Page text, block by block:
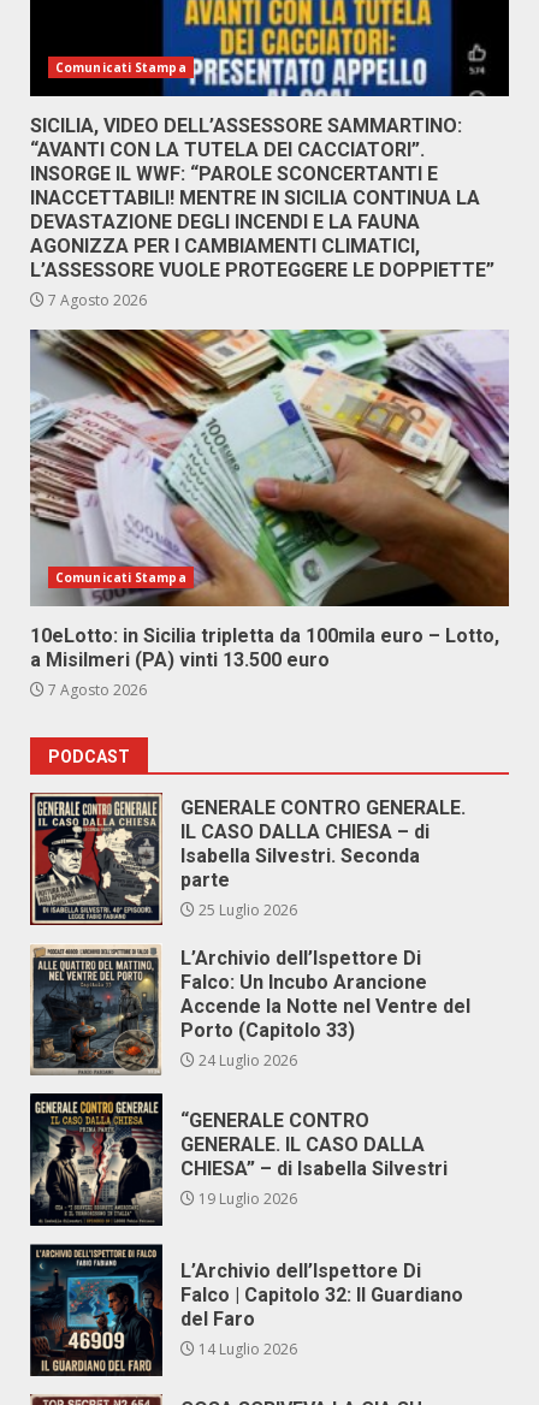
Comunicati Stampa
SICILIA, VIDEO DELL’ASSESSORE SAMMARTINO:
“AVANTI CON LA TUTELA DEI CACCIATORI”.
INSORGE IL WWF: “PAROLE SCONCERTANTI E
INACCETTABILI! MENTRE IN SICILIA CONTINUA LA
DEVASTAZIONE DEGLI INCENDI E LA FAUNA
AGONIZZA PER I CAMBIAMENTI CLIMATICI,
L’ASSESSORE VUOLE PROTEGGERE LE DOPPIETTE”
7 Agosto 2026
Comunicati Stampa
10eLotto: in Sicilia tripletta da 100mila euro – Lotto,
a Misilmeri (PA) vinti 13.500 euro
7 Agosto 2026
PODCAST
GENERALE CONTRO GENERALE.
IL CASO DALLA CHIESA – di
Isabella Silvestri. Seconda
parte
25 Luglio 2026
L’Archivio dell’Ispettore Di
Falco: Un Incubo Arancione
Accende la Notte nel Ventre del
Porto (Capitolo 33)
24 Luglio 2026
“GENERALE CONTRO
GENERALE. IL CASO DALLA
CHIESA” – di Isabella Silvestri
19 Luglio 2026
L’Archivio dell’Ispettore Di
Falco | Capitolo 32: Il Guardiano
del Faro
14 Luglio 2026